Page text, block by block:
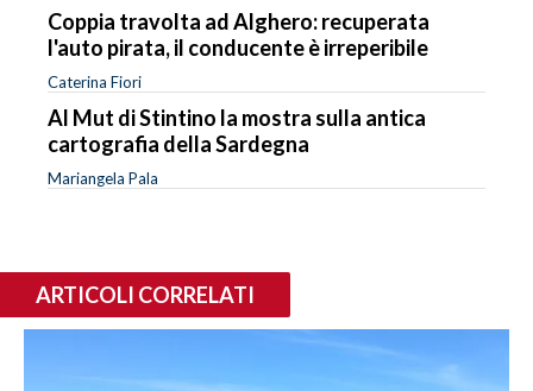
Coppia travolta ad Alghero: recuperata
l'auto pirata, il conducente è irreperibile
Caterina Fiori
Al Mut di Stintino la mostra sulla antica
cartografia della Sardegna
Mariangela Pala
ARTICOLI CORRELATI